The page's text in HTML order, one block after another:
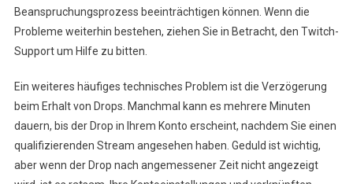
Beanspruchungsprozess beeinträchtigen können. Wenn die
Probleme weiterhin bestehen, ziehen Sie in Betracht, den Twitch-
Support um Hilfe zu bitten.
Ein weiteres häufiges technisches Problem ist die Verzögerung
beim Erhalt von Drops. Manchmal kann es mehrere Minuten
dauern, bis der Drop in Ihrem Konto erscheint, nachdem Sie einen
qualifizierenden Stream angesehen haben. Geduld ist wichtig,
aber wenn der Drop nach angemessener Zeit nicht angezeigt